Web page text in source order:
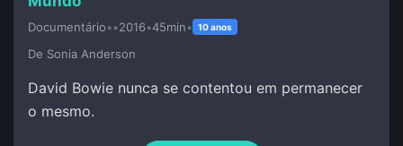
Documentário••2016•45min• 10 anos
De Sonia Anderson
David Bowie nunca se contentou em permanecer
o mesmo.